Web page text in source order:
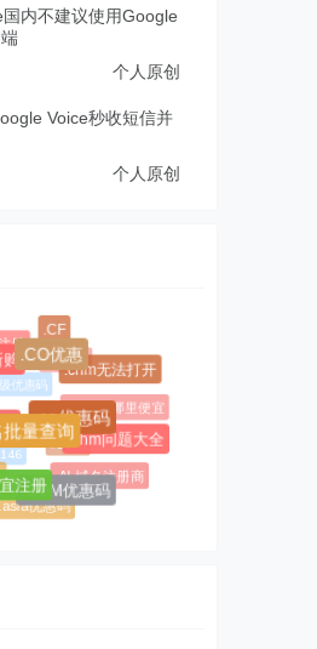
内不建议使用Google
个人原创
Voice秒收短信并
个人原创
#1045
优惠码
.AL域名
.AL域名哪里便宜
.AL域名注册商
优惠码
册
.CF
.chm无法打开
.chm问题大全
.COM优惠码
注册
购.CO优惠
.co优惠码
批量查询